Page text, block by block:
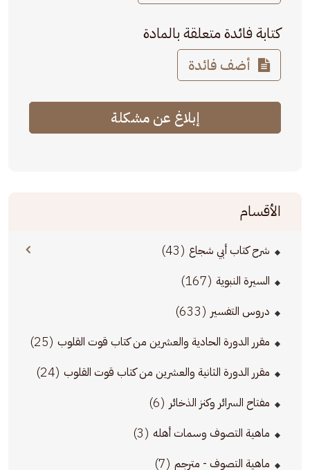
كتابة فائدة متعلقة بالمادة
أضف فائدة
إبلاغ عن مشكلة
الأقسام
شرح كتاب أبي شجاع (43)
السيرة النبوية (167)
دروس التفسير (633)
مقرر الدورة الحادية والعشرين من كتاب قوت القلوب (25)
مقرر الدورة الثانية والعشرين من كتاب قوت القلوب (24)
مفتاح السرائر وكنز الذخائر (6)
ماهية التصوف وسمات أهله (3)
ماهية التصوف - مترجم (7)